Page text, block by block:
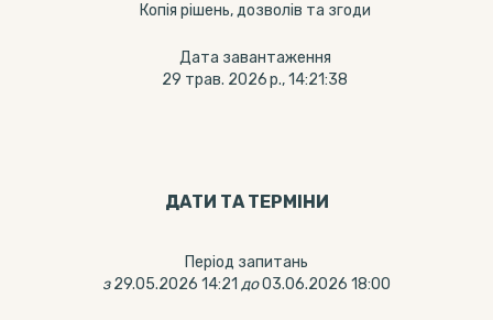
Копія рішень, дозволів та згоди
Дата завантаження
29 трав. 2026 р., 14:21:38
ДАТИ ТА ТЕРМIНИ
Період запитань
з 29.05.2026 14:21 до03.06.2026 18:00